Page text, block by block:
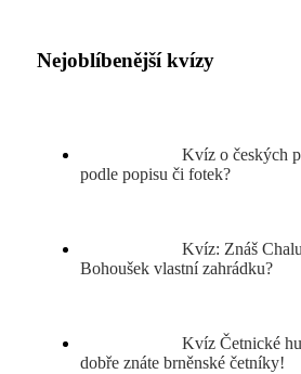
Nejoblíbenější kvízy
Kvíz o českých
podle popisu či fotek?
Kvíz: Znáš
Bohoušek vlastní zahrádku?
Kvíz Četnické
dobře znáte brněnské četníky!